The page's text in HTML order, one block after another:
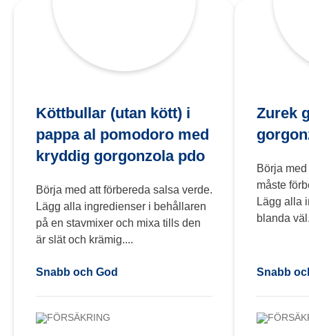
Köttbullar (utan kött) i
pappa al pomodoro med
kryddig gorgonzola pdo
Börja med att förbereda salsa verde.
Lägg alla ingredienser i behållaren
på en stavmixer och mixa tills den
är slät och krämig....
Snabb och God
FÖRSÄKRING
Zurek
Börja
måste
Lägg alla
blanda
Snabb